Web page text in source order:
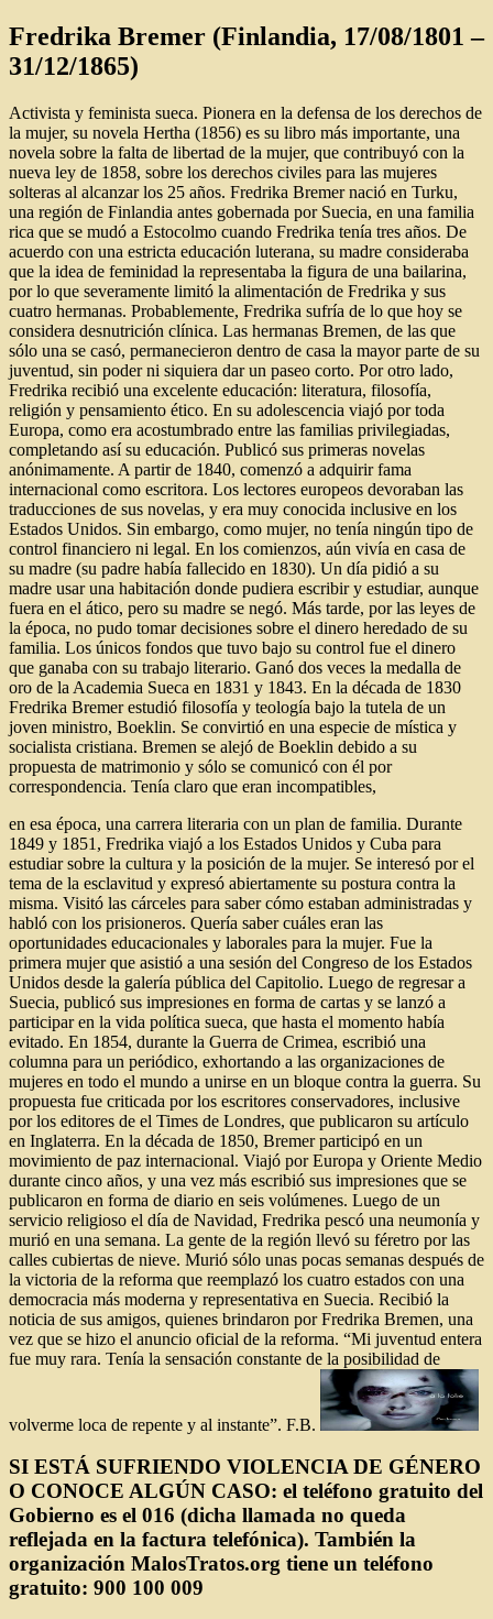
Fredrika Bremer (Finlandia, 17/08/1801 –
31/12/1865)
Activista y feminista sueca. Pionera en la defensa de los derechos de
la mujer, su novela Hertha (1856) es su libro más importante, una
novela sobre la falta de libertad de la mujer, que contribuyó con la
nueva ley de 1858, sobre los derechos civiles para las mujeres
solteras al alcanzar los 25 años. Fredrika Bremer nació en Turku,
una región de Finlandia antes gobernada por Suecia, en una familia
rica que se mudó a Estocolmo cuando Fredrika tenía tres años. De
acuerdo con una estricta educación luterana, su madre consideraba
que la idea de feminidad la representaba la figura de una bailarina,
por lo que severamente limitó la alimentación de Fredrika y sus
cuatro hermanas. Probablemente, Fredrika sufría de lo que hoy se
considera desnutrición clínica. Las hermanas Bremen, de las que
sólo una se casó, permanecieron dentro de casa la mayor parte de su
juventud, sin poder ni siquiera dar un paseo corto. Por otro lado,
Fredrika recibió una excelente educación: literatura, filosofía,
religión y pensamiento ético. En su adolescencia viajó por toda
Europa, como era acostumbrado entre las familias privilegiadas,
completando así su educación. Publicó sus primeras novelas
anónimamente. A partir de 1840, comenzó a adquirir fama
internacional como escritora. Los lectores europeos devoraban las
traducciones de sus novelas, y era muy conocida inclusive en los
Estados Unidos. Sin embargo, como mujer, no tenía ningún tipo de
control financiero ni legal. En los comienzos, aún vivía en casa de
su madre (su padre había fallecido en 1830). Un día pidió a su
madre usar una habitación donde pudiera escribir y estudiar, aunque
fuera en el ático, pero su madre se negó. Más tarde, por las leyes de
la época, no pudo tomar decisiones sobre el dinero heredado de su
familia. Los únicos fondos que tuvo bajo su control fue el dinero
que ganaba con su trabajo literario. Ganó dos veces la medalla de
oro de la Academia Sueca en 1831 y 1843. En la década de 1830
Fredrika Bremer estudió filosofía y teología bajo la tutela de un
joven ministro, Boeklin. Se convirtió en una especie de mística y
socialista cristiana. Bremen se alejó de Boeklin debido a su
propuesta de matrimonio y sólo se comunicó con él por
correspondencia. Tenía claro que eran incompatibles,
en esa época, una carrera literaria con un plan de familia. Durante
1849 y 1851, Fredrika viajó a los Estados Unidos y Cuba para
estudiar sobre la cultura y la posición de la mujer. Se interesó por el
tema de la esclavitud y expresó abiertamente su postura contra la
misma. Visitó las cárceles para saber cómo estaban administradas y
habló con los prisioneros. Quería saber cuáles eran las
oportunidades educacionales y laborales para la mujer. Fue la
primera mujer que asistió a una sesión del Congreso de los Estados
Unidos desde la galería pública del Capitolio. Luego de regresar a
Suecia, publicó sus impresiones en forma de cartas y se lanzó a
participar en la vida política sueca, que hasta el momento había
evitado. En 1854, durante la Guerra de Crimea, escribió una
columna para un periódico, exhortando a las organizaciones de
mujeres en todo el mundo a unirse en un bloque contra la guerra. Su
propuesta fue criticada por los escritores conservadores, inclusive
por los editores de el Times de Londres, que publicaron su artículo
en Inglaterra. En la década de 1850, Bremer participó en un
movimiento de paz internacional. Viajó por Europa y Oriente Medio
durante cinco años, y una vez más escribió sus impresiones que se
publicaron en forma de diario en seis volúmenes. Luego de un
servicio religioso el día de Navidad, Fredrika pescó una neumonía y
murió en una semana. La gente de la región llevó su féretro por las
calles cubiertas de nieve. Murió sólo unas pocas semanas después de
la victoria de la reforma que reemplazó los cuatro estados con una
democracia más moderna y representativa en Suecia. Recibió la
noticia de sus amigos, quienes brindaron por Fredrika Bremen, una
vez que se hizo el anuncio oficial de la reforma. “Mi juventud entera
fue muy rara. Tenía la sensación constante de la posibilidad de
volverme loca de repente y al instante”. F.B.
SI ESTÁ SUFRIENDO VIOLENCIA DE GÉNERO
O CONOCE ALGÚN CASO: el teléfono gratuito del
Gobierno es el 016 (dicha llamada no queda
reflejada en la factura telefónica). También la
organización MalosTratos.org tiene un teléfono
gratuito: 900 100 009